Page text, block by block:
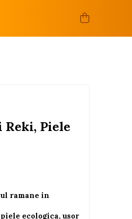
Reki, Piele
ramane in
ecologica, usor